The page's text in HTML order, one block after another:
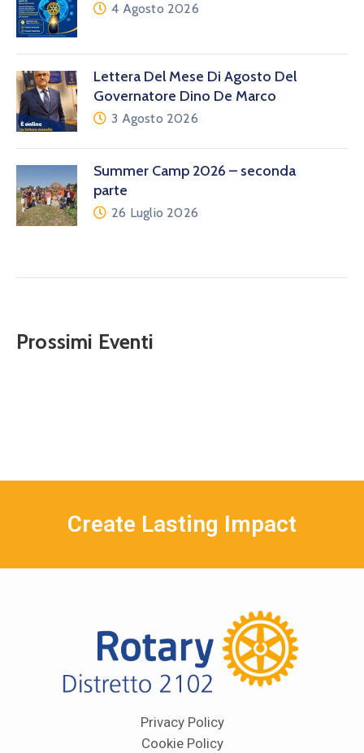
4 Agosto 2026
Lettera Del Mese Di Agosto Del
Governatore Dino De Marco
3 Agosto 2026
Summer Camp 2026 – seconda
parte
26 Luglio 2026
Prossimi Eventi
Create Lasting Impact
Privacy Policy
Cookie Policy